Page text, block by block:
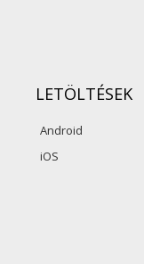
LETÖLTÉSEK
Android
iOS